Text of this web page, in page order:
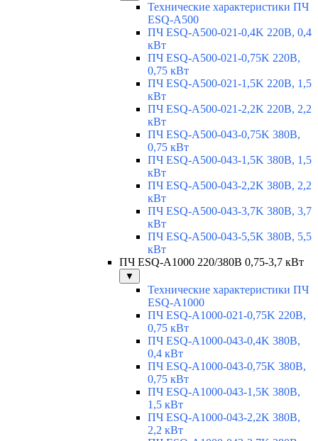
Технические характеристики ПЧ
ESQ-A500
ПЧ ESQ-A500-021-0,4K 220В, 0,4
кВт
ПЧ ESQ-A500-021-0,75K 220В,
0,75 кВт
ПЧ ESQ-A500-021-1,5K 220В, 1,5
кВт
ПЧ ESQ-A500-021-2,2K 220В, 2,2
кВт
ПЧ ESQ-A500-043-0,75K 380В,
0,75 кВт
ПЧ ESQ-A500-043-1,5K 380В, 1,5
кВт
ПЧ ESQ-A500-043-2,2K 380В, 2,2
кВт
ПЧ ESQ-A500-043-3,7K 380В, 3,7
кВт
ПЧ ESQ-A500-043-5,5K 380В, 5,5
кВт
ПЧ ESQ-A1000 220/380В 0,75-3,7 кВт
▼
Технические характеристики ПЧ
ESQ-A1000
ПЧ ESQ-A1000-021-0,75K 220В,
0,75 кВт
ПЧ ESQ-A1000-043-0,4K 380В,
0,4 кВт
ПЧ ESQ-A1000-043-0,75K 380В,
0,75 кВт
ПЧ ESQ-A1000-043-1,5K 380В,
1,5 кВт
ПЧ ESQ-A1000-043-2,2K 380В,
2,2 кВт